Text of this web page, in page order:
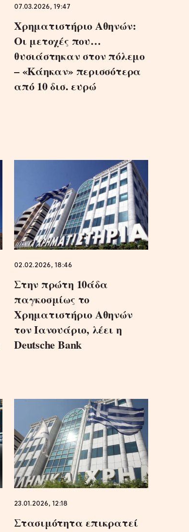
07.03.2026, 19:47
Χρηματιστήριο Αθηνών:
Οι μετοχές που…
θυσιάστηκαν στον πόλεμο
– «Κάηκαν» περισσότερα
από 10 δισ. ευρώ
02.02.2026, 18:46
Στην πρώτη 10άδα
παγκοσμίως το
Χρηματιστήριο Αθηνών
τον Ιανουάριο, λέει η
Deutsche Bank
23.01.2026, 12:18
Στασιμότητα επικρατεί